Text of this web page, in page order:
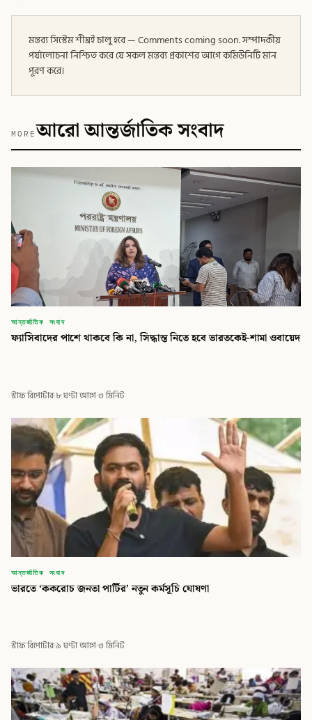
মন্তব্য সিস্টেম শীঘ্রই চালু হবে — Comments coming soon. সম্পাদকীয়
পর্যালোচনা নিশ্চিত করে যে সকল মন্তব্য প্রকাশের আগে কমিউনিটি মান
পূরণ করে।
MOREআরো আন্তর্জাতিক সংবাদ
আন্তর্জাতিক সংবাদ
ফ্যাসিবাদের পাশে থাকবে কি না, সিদ্ধান্ত নিতে হবে ভারতকেই-শামা ওবায়েদ
স্টাফ রিপোর্টার·৮ ঘণ্টা আগে·৩ মিনিট
আন্তর্জাতিক সংবাদ
ভারতে ‘ককরোচ জনতা পার্টির’ নতুন কর্মসূচি ঘোষণা
স্টাফ রিপোর্টার·৯ ঘণ্টা আগে·৩ মিনিট